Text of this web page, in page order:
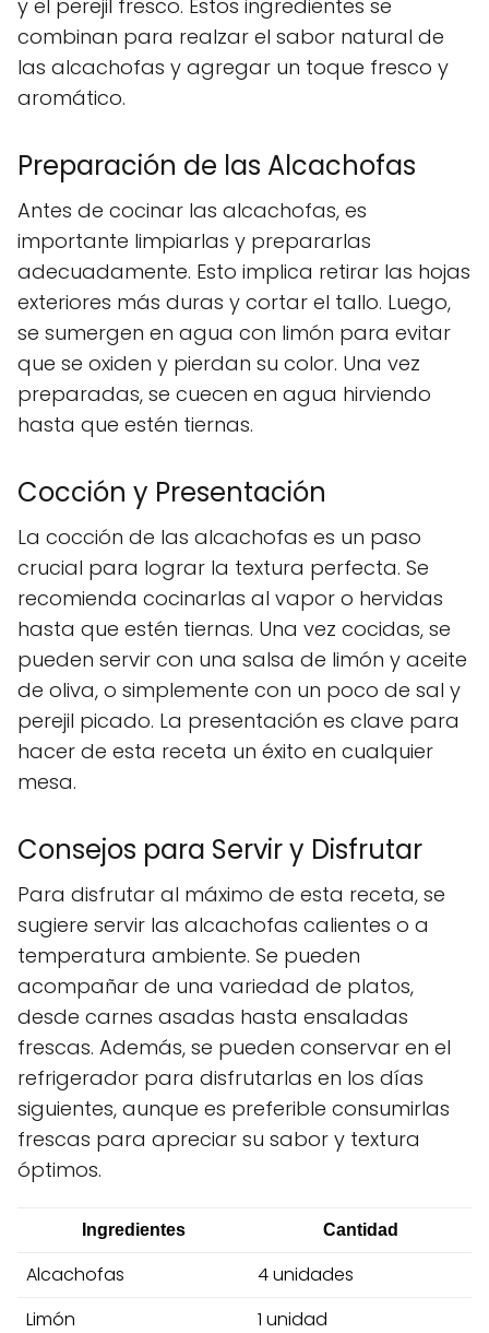
y el perejil fresco. Estos ingredientes se
combinan para realzar el sabor natural de
las alcachofas y agregar un toque fresco y
aromático.
Preparación de las Alcachofas
Antes de cocinar las alcachofas, es
importante limpiarlas y prepararlas
adecuadamente. Esto implica retirar las hojas
exteriores más duras y cortar el tallo. Luego,
se sumergen en agua con limón para evitar
que se oxiden y pierdan su color. Una vez
preparadas, se cuecen en agua hirviendo
hasta que estén tiernas.
Cocción y Presentación
La cocción de las alcachofas es un paso
crucial para lograr la textura perfecta. Se
recomienda cocinarlas al vapor o hervidas
hasta que estén tiernas. Una vez cocidas, se
pueden servir con una salsa de limón y aceite
de oliva, o simplemente con un poco de sal y
perejil picado. La presentación es clave para
hacer de esta receta un éxito en cualquier
mesa.
Consejos para Servir y Disfrutar
Para disfrutar al máximo de esta receta, se
sugiere servir las alcachofas calientes o a
temperatura ambiente. Se pueden
acompañar de una variedad de platos,
desde carnes asadas hasta ensaladas
frescas. Además, se pueden conservar en el
refrigerador para disfrutarlas en los días
siguientes, aunque es preferible consumirlas
frescas para apreciar su sabor y textura
óptimos.
Ingredientes Cantidad
Alcachofas
4 unidades
Limón
1 unidad